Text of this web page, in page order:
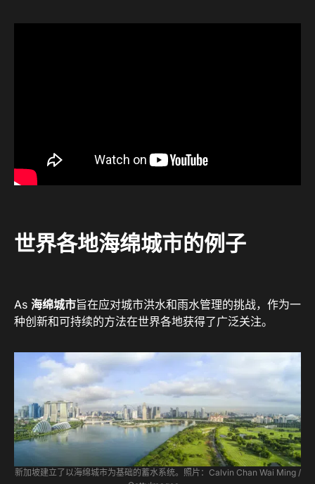
世界各地海绵城市的例子
As 海绵城市旨在应对城市洪水和雨水管理的挑战，作为一
种创新和可持续的方法在世界各地获得了广泛关注。
新加坡建立了以海绵城市为基础的蓄水系统。照片：Calvin Chan Wai Ming /